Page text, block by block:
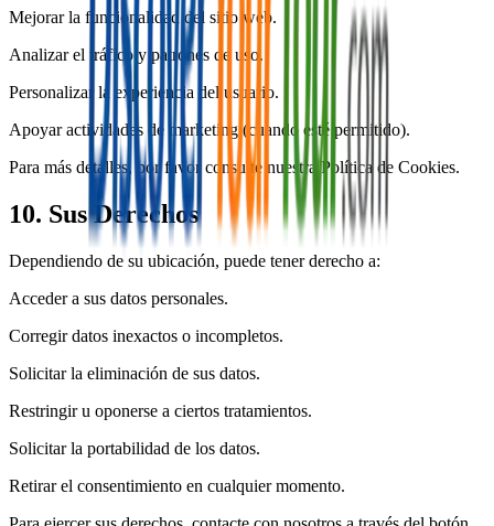
Mejorar la funcionalidad del sitio web.
Analizar el tráfico y patrones de uso.
Personalizar la experiencia del usuario.
Apoyar actividades de marketing (cuando esté permitido).
Para más detalles, por favor consulte nuestra Política de Cookies.
10. Sus Derechos
Dependiendo de su ubicación, puede tener derecho a:
Acceder a sus datos personales.
Corregir datos inexactos o incompletos.
Solicitar la eliminación de sus datos.
Restringir u oponerse a ciertos tratamientos.
Solicitar la portabilidad de los datos.
Retirar el consentimiento en cualquier momento.